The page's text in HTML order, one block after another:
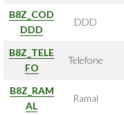
B8Z_COD
DDD
DDD
B8Z_TELE
FO
Telefone
B8Z_RAM
AL
Ramal